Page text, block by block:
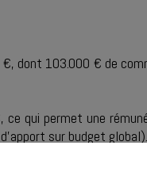
dont 103.000 € de
qui permet une
sur budget global).